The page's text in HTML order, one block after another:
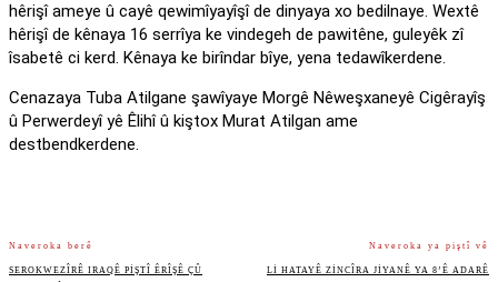
hêrişî ameye û cayê qewimîyayîşî de dinyaya xo bedilnaye. Wextê
hêrişî de kênaya 16 serrîya ke vindegeh de pawitêne, guleyêk zî
îsabetê ci kerd. Kênaya ke birîndar bîye, yena tedawîkerdene.
Cenazaya Tuba Atilgane şawîyaye Morgê Nêweşxaneyê Cigêrayîş
û Perwerdeyî yê Êlihî û kiştox Murat Atilgan ame
destbendkerdene.
Naveroka berê
SEROKWEZÎRÊ IRAQÊ PIŞTÎ ÊRÎŞÊ ÇÛ
Naveroka ya piştî vê
LI HATAYÊ ZINCÎRA JIYANÊ YA 8’Ê ADARÊ